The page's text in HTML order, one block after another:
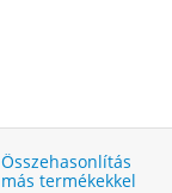
Összehasonlítás
más termékekkel